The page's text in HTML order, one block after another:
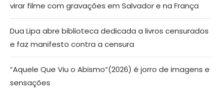
virar filme com gravações em Salvador e na França
Dua Lipa abre biblioteca dedicada a livros censurados
e faz manifesto contra a censura
“Aquele Que Viu o Abismo”(2026) é jorro de imagens e
sensações